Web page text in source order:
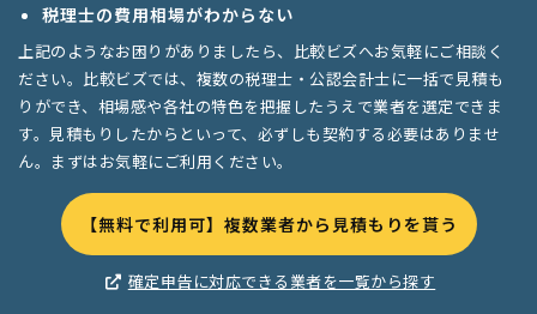
税理士の費用相場がわからない
上記のようなお困りがありましたら、比較ビズへお気軽にご相談く
ださい。比較ビズでは、複数の税理士・公認会計士に一括で見積も
りができ、相場感や各社の特色を把握したうえで業者を選定できま
す。見積もりしたからといって、必ずしも契約する必要はありませ
ん。まずはお気軽にご利用ください。
【無料で利用可】複数業者から見積もりを貰う
確定申告に対応できる業者を一覧から探す